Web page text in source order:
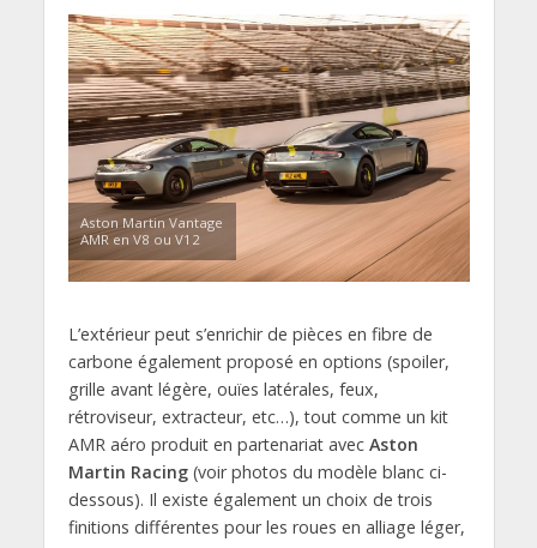
Aston Martin Vantage
AMR en V8 ou V12
L’extérieur peut s’enrichir de pièces en fibre de
carbone également proposé en options (spoiler,
grille avant légère, ouïes latérales, feux,
rétroviseur, extracteur, etc…), tout comme un kit
AMR aéro produit en partenariat avec Aston
Martin Racing(voir photos du modèle blanc ci-
dessous). Il existe également un choix de trois
finitions différentes pour les roues en alliage léger,